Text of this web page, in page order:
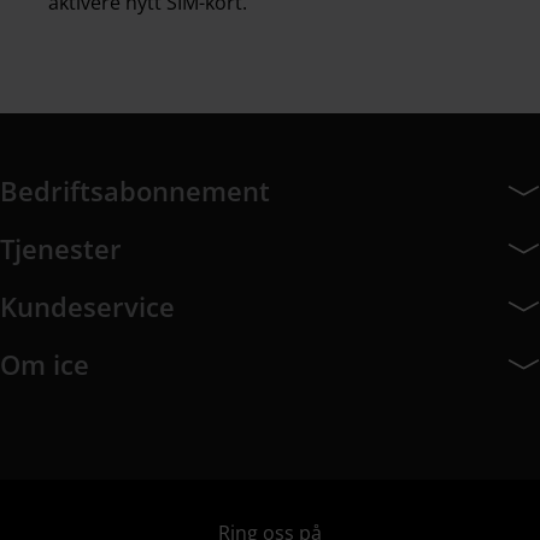
Bedriftsabonnement
Tjenester
Kundeservice
Om ice
Ring oss på